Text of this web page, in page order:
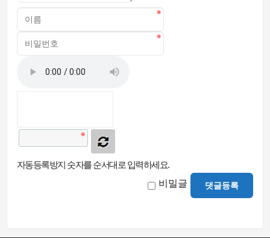
자동등록방지 숫자를 순서대로 입력하세요.
비밀글 댓글등록